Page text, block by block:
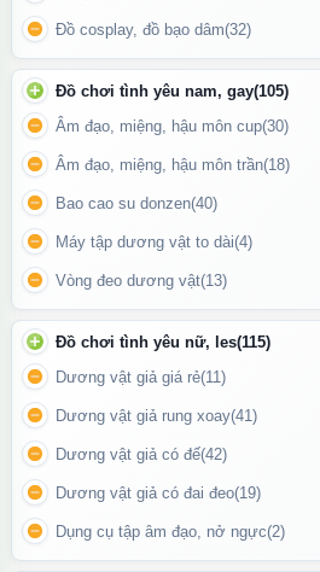
Chai hít Rush Ultra Strong
Công dụng của Poppers Rush Ultra
Thư giãn tinh thần:Làm dịu đi cảm
giúp bạn cảm thấy thoải mái hơn.
Tăng cường cảm giác
: Poppers
thiện trải nghiệm trong các hoạt động
Cải thiện tâm trạng: Mang lại cảm
tăng cường năng lượng tích cực.
Đồ cosplay, đồ bạo dâm(32)
Đồ chơi tình yêu nam, gay(105)
Âm đạo, miệng, hậu môn cup(30)
Âm đạo, miệng, hậu môn trần(18)
Bao cao su donzen(40)
Máy tập dương vật to dài(4)
Vòng đeo dương vật(13)
Đồ chơi tình yêu nữ, les(115)
Dương vật giả giá rẻ(11)
Dương vật giả rung xoay(41)
Dương vật giả có đế(42)
Dương vật giả có đai đeo(19)
Dụng cụ tập âm đạo, nở ngực(2)